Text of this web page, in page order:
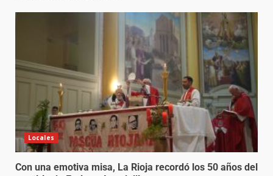
Locales
Con una emotiva misa, La Rioja recordó los 50 años del